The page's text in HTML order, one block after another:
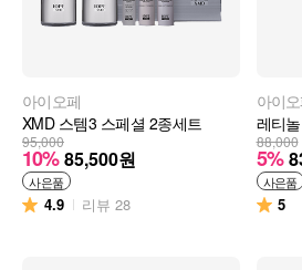
아이오페
XMD 스템3 스페셜 2종세트
95,000
10% 85,500원
사은품
4.9 리뷰 28
아이
레티
88,000
5%
사은품
5